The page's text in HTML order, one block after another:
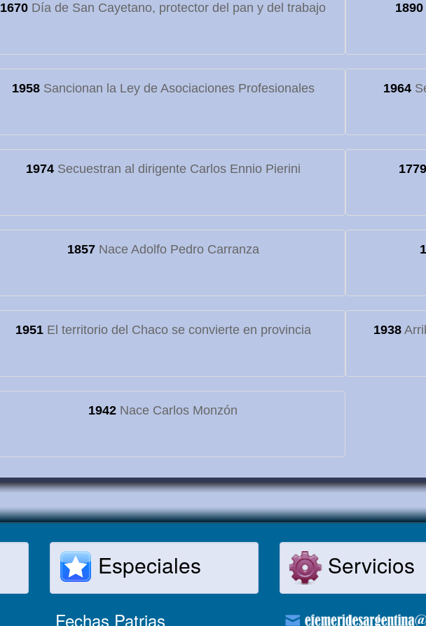
1670 Día de San Cayetano, protector del pan y del trabajo 1890
1958Sancionan la Ley de Asociaciones Profesionales 1964
1974Secuestran al dirigente Carlos Ennio Pierini 1779
1857Nace Adolfo Pedro Carranza
1951El territorio del Chaco se convierte en provincia 1938
1942 Nace Carlos Monzón
Especiales
Fechas Patrias
Servicios